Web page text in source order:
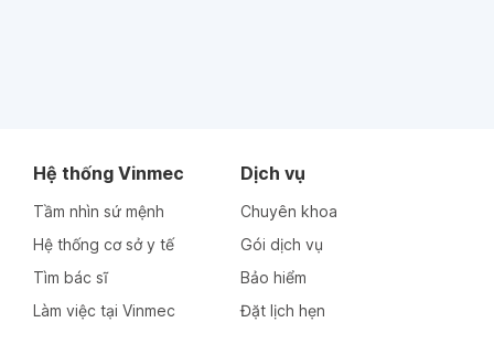
Hệ thống Vinmec
Tầm nhìn sứ mệnh
Hệ thống cơ sở y tế
Tìm bác sĩ
Làm việc tại Vinmec
Dịch vụ
Chuyên khoa
Gói dịch vụ
Bảo hiểm
Đặt lịch hẹn